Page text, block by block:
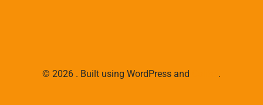
© 2026 . Built using WordPress and .